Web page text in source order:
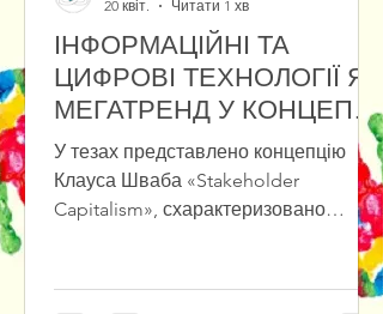
ІНФОРМАЦІЙНІ ТА
ЦИФРОВІ ТЕХНОЛОГІЇ ЯК
МЕГАТРЕНД У КОНЦЕПЦІЇ
«STAKEHOLDER
CAPITALISM»
У тезах представлено концепцію
Клауса Шваба «Stakeholder
Capitalism», схарактеризовано
цифровими проявами мегатрендів.
20 квіт.
Читати 1 хв